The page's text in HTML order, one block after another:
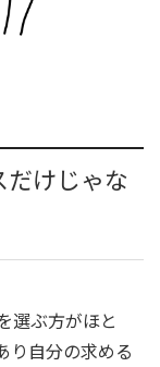
けじゃな
選ぶ方がほと
り自分の求める